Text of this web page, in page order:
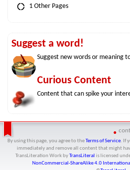
1 Other Pages
Suggest a word!
Suggest new words or meaning
Curious Content
Content that can spike your
By using this page, you agree to the Terms of Service. If
immediately and remove all content that might
TransLiteration Workby TransLiteral is licensed
NonCommercial-ShareAlike 4.0